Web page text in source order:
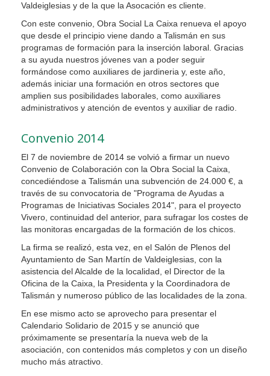
Valdeiglesias y de la que la Asocación es cliente.
Con este convenio, Obra Social La Caixa renueva el apoyo
que desde el principio viene dando a Talismán en sus
programas de formación para la inserción laboral. Gracias
a su ayuda nuestros jóvenes van a poder seguir
formándose como auxiliares de jardineria y, este año,
además iniciar una formación en otros sectores que
amplien sus posibilidades laborales, como auxiliares
administrativos y atención de eventos y auxiliar de radio.
Convenio 2014
El 7 de noviembre de 2014 se volvió a firmar un nuevo
Convenio de Colaboración con la Obra Social la Caixa,
concediéndose a Talismán una subvención de 24.000 €, a
través de su convocatoria de "Programa de Ayudas a
Programas de Iniciativas Sociales 2014", para el proyecto
Vivero, continuidad del anterior, para sufragar los costes de
las monitoras encargadas de la formación de los chicos.
La firma se realizó, esta vez, en el Salón de Plenos del
Ayuntamiento de San Martín de Valdeiglesias, con la
asistencia del Alcalde de la localidad, el Director de la
Oficina de la Caixa, la Presidenta y la Coordinadora de
Talismán y numeroso público de las localidades de la zona.
En ese mismo acto se aprovecho para presentar el
Calendario Solidario de 2015 y se anunció que
próximamente se presentaría la nueva web de la
asociación, con contenidos más completos y con un diseño
mucho más atractivo.